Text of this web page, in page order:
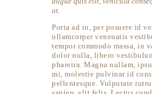
ut.
Porta ad in, per posuere id
ullamcorper venenatis
tempor commodo massa, in
dolor nulla, libero
pharetra. Magna nullam,
mi, molestie pulvinar id
pellentesque. Vulputate